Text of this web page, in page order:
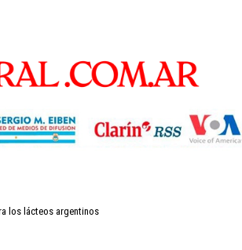
los lácteos argentinos